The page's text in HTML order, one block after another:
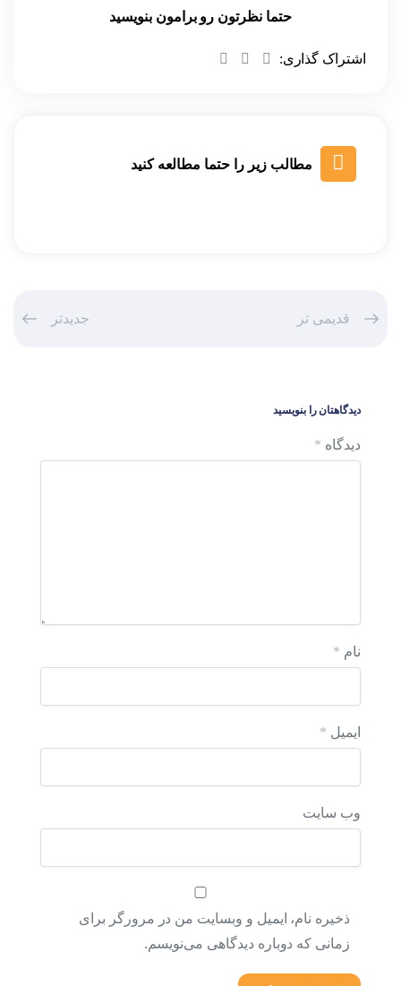
حتما نظرتون رو برامون بنویسید
اشتراک گذاری:
مطالب زیر را حتما مطالعه کنید
قدیمی تر جدیدتر
دیدگاهتان را بنویسید
دیدگاه *
نام *
ایمیل *
وب‌ سایت
ذخیره نام، ایمیل و وبسایت من در مرورگر برای
زمانی که دوباره دیدگاهی می‌نویسم.